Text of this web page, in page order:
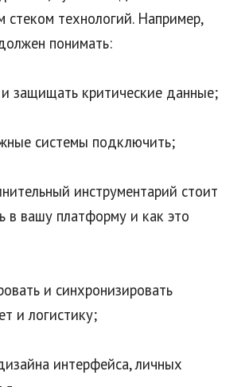
стеком технологий. Например,
понимать:
защищать критические данные;
системы подключить;
инструментарий стоит
в вашу платформу и как это
и синхронизировать
и логистику;
интерфейса, личных